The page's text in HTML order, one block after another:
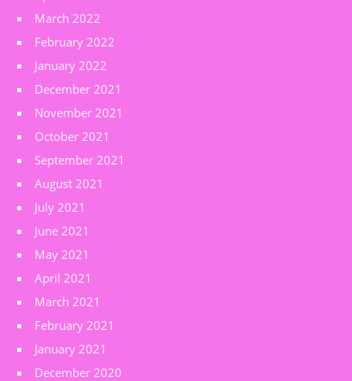
March 2022
February 2022
January 2022
December 2021
November 2021
October 2021
September 2021
August 2021
July 2021
June 2021
May 2021
April 2021
March 2021
February 2021
January 2021
December 2020